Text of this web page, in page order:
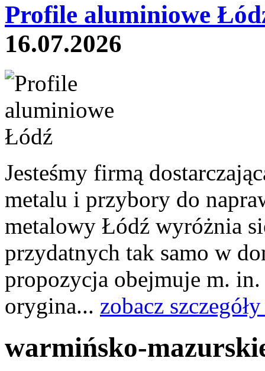
Profile aluminiowe
16.07.2026
Jesteśmy firmą
metalu i przybory do
metalowy Łódź wyróżnia
przydatnych tak samo w
propozycja obejmuje m.
orygina... zobacz
warmińsko-